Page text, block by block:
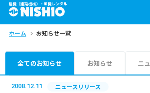
建機（建設機械）・重機レンタル
商品一覧 お
問合せ依頼リスト
エリア情報を見る
ホーム お知らせ一覧
全てのお知らせ お知らせ ニ
2008.12.11
ニュースリリース